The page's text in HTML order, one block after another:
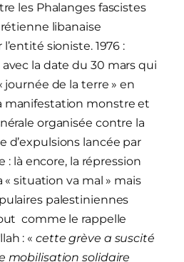
les Phalanges fascistes
libanaise
sioniste. 1976 :
la date du 30 mars qui
journée de la terre » en
manifestation monstre et
organisée contre la
d’expulsions lancée par
: là encore, la répression
« situation va mal » mais
palestiniennes
comme le rappelle
: « cette grève a suscité
mobilisation solidaire